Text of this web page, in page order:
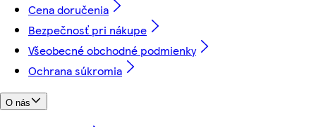
Cena doručenia
Bezpečnosť pri nákupe
Všeobecné obchodné podmienky
Ochrana súkromia
O nás